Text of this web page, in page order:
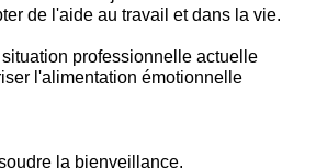
de l'aide au travail et dans la vie.
professionnelle actuelle
l'alimentation émotionnelle
la bienveillance.